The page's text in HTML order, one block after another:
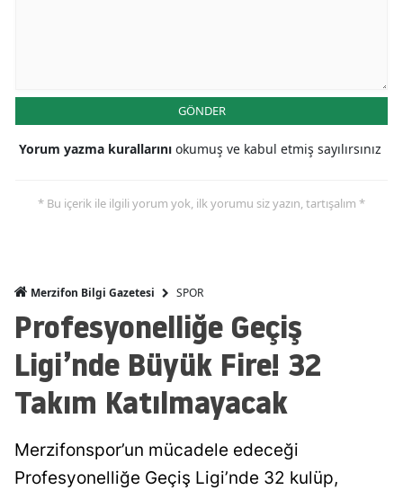
GÖNDER
Yorum yazma kurallarını okumuş ve kabul etmiş sayılırsınız
* Bu içerik ile ilgili yorum yok, ilk yorumu siz yazın, tartışalım *
Merzifon Bilgi Gazetesi SPOR
Profesyonelliğe Geçiş
Ligi’nde Büyük Fire! 32
Takım Katılmayacak
Merzifonspor’un mücadele edeceği
Profesyonelliğe Geçiş Ligi’nde 32 kulüp,